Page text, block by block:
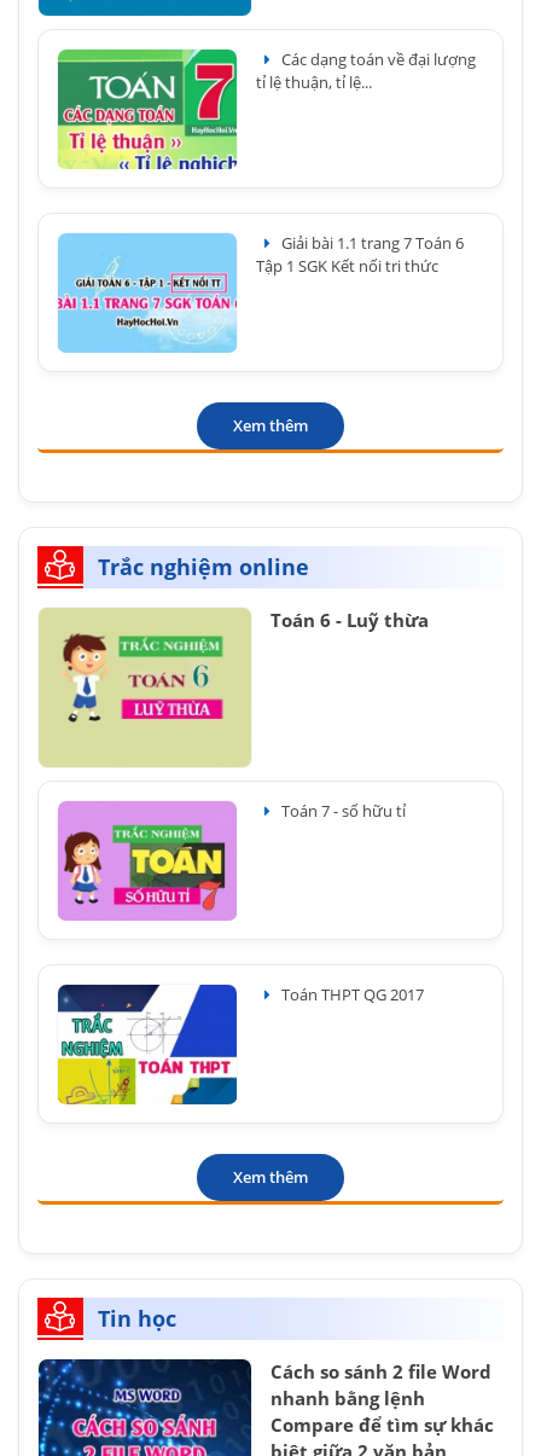
Các dạng toán về đại lượng
tỉ lệ thuận, tỉ lệ...
Giải bài 1.1 trang 7 Toán 6
Tập 1 SGK Kết nối tri thức
Xem thêm
Trắc nghiệm online
Toán 6 - Luỹ thừa
Toán 7 - số hữu tỉ
Toán THPT QG 2017
Xem thêm
Tin học
Cách so sánh 2 file Word
nhanh bằng lệnh
Compare để tìm sự khác
biệt giữa 2 văn bản